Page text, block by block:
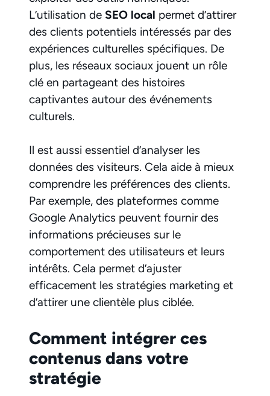
L’utilisation de SEO local permet d’attirer
des clients potentiels intéressés par des
expériences culturelles spécifiques. De
plus, les réseaux sociaux jouent un rôle
clé en partageant des histoires
captivantes autour des événements
culturels.
Il est aussi essentiel d’analyser les
données des visiteurs. Cela aide à mieux
comprendre les préférences des clients.
Par exemple, des plateformes comme
Google Analytics peuvent fournir des
informations précieuses sur le
comportement des utilisateurs et leurs
intérêts. Cela permet d’ajuster
efficacement les stratégies marketing et
d’attirer une clientèle plus ciblée.
Comment intégrer ces
contenus dans votre
stratégie